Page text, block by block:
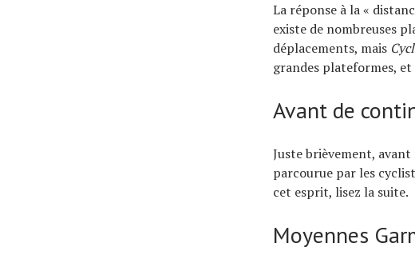
La réponse à la «
existe de nombreuses
déplacements, mais
grandes plateformes,
Avant de
Juste brièvement,
parcourue par les
cet esprit, lisez la suite.
Moyennes